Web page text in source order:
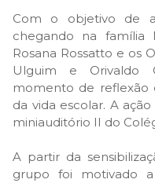
Com o objetivo de
chegando na família
Rosana Rossatto e os
Ulguim e Orivaldo
momento de reflexão
da vida escolar. A
miniauditório II do
A partir da
grupo foi motivado